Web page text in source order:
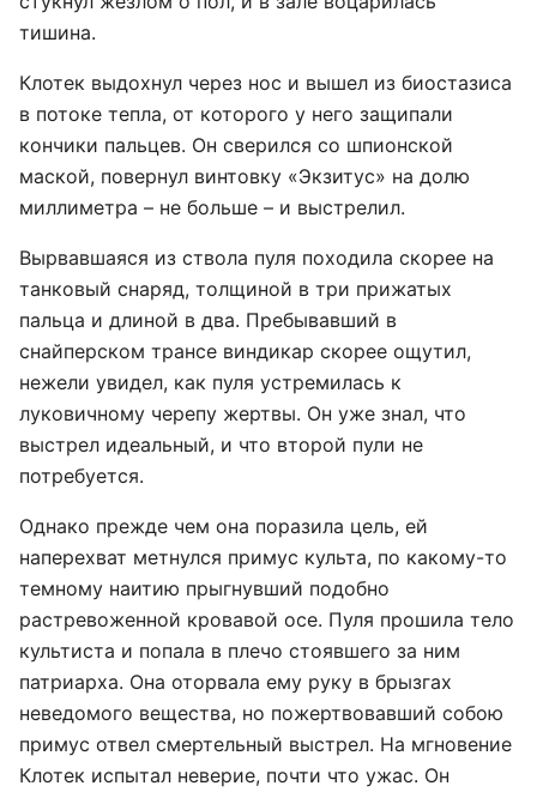
тишина.
Клотек выдохнул через нос и вышел из биостазиса
в потоке тепла, от которого у него защипали
кончики пальцев. Он сверился со шпионской
маской, повернул винтовку «Экзитус» на долю
миллиметра – не больше – и выстрелил.
Вырвавшаяся из ствола пуля походила скорее на
танковый снаряд, толщиной в три прижатых
пальца и длиной в два. Пребывавший в
снайперском трансе виндикар скорее ощутил,
нежели увидел, как пуля устремилась к
луковичному черепу жертвы. Он уже знал, что
выстрел идеальный, и что второй пули не
потребуется.
Однако прежде чем она поразила цель, ей
наперехват метнулся примус культа, по какому-то
темному наитию прыгнувший подобно
растревоженной кровавой осе. Пуля прошила тело
культиста и попала в плечо стоявшего за ним
патриарха. Она оторвала ему руку в брызгах
неведомого вещества, но пожертвовавший собою
примус отвел смертельный выстрел. На мгновение
Клотек испытал неверие, почти что ужас. Он